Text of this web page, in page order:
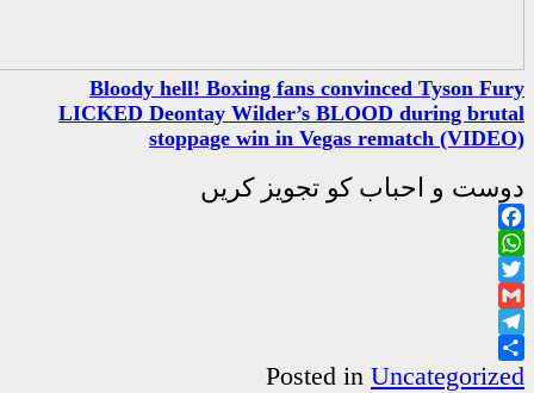
Bloody hell! Boxing fans
LICKED Deontay Wilder’s
stoppage win in
کریں